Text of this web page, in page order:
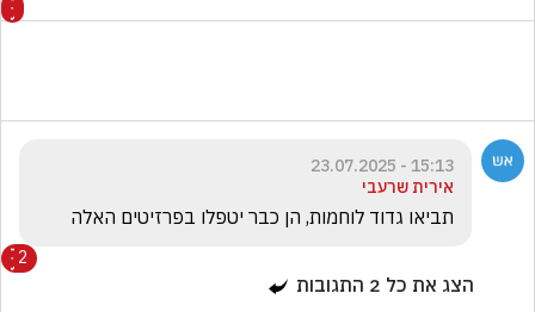
15:13 - 23.07.2025
אירית שרעבי
תביאו גדוד לוחמות, הן כבר יטפלו בפרזיטים האלה
2
הצג את כל 2 התגובות